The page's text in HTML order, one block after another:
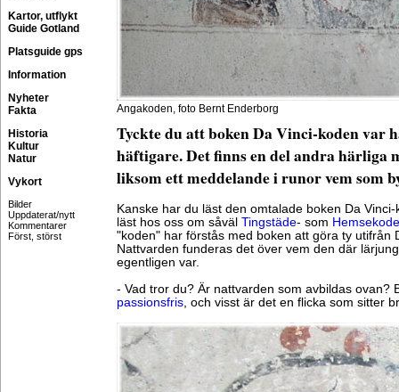
Kartor, utflykt
Guide Gotland
Platsguide gps
Information
Nyheter
Fakta
Historia
Kultur
Natur
Vykort
Bilder
Uppdaterat/nytt
Kommentarer
Först, störst
Angakoden, foto Bernt Enderborg
Tyckte du att boken Da Vinci-koden var
häftigare. Det finns en del andra härliga
liksom ett meddelande i runor vem som
Kanske har du läst den omtalade boken Da
läst hos oss om såväl Tingstäde- som
"koden" har förstås med boken att göra ty utifrån
Nattvarden funderas det över vem den där
egentligen var.
- Vad tror du? Är nattvarden som avbildas ovan?
passionsfris, och visst är det en flicka som sitter